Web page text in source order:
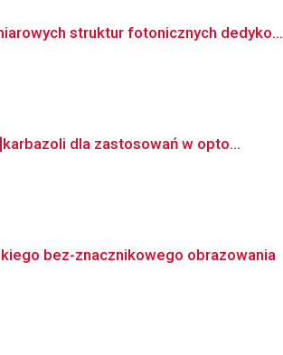
struktur fotonicznych dedyko...
dla zastosowań w opto...
bez-znacznikowego obrazowania